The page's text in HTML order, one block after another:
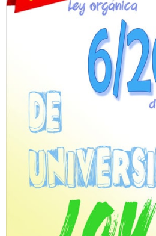
- La Administración Pública en La
- Qué se entiende por
ESTABILIZACIÓN de Empleo
TIENDA Test PDF
CONVOCATORIAS
- TEST de Auxilio Judicial 2026
- OPOSICIÓN Auxilio Judicial,
- OPOSICIÓN Tramitación